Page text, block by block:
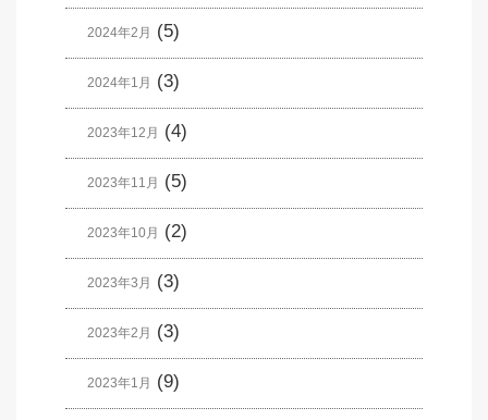
2024年2月 (5)
2024年1月 (3)
2023年12月 (4)
2023年11月 (5)
2023年10月 (2)
2023年3月 (3)
2023年2月 (3)
2023年1月 (9)